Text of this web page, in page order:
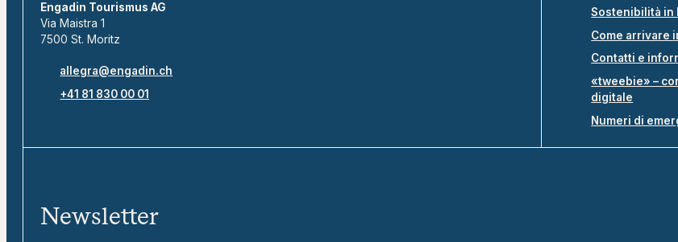
Engadin Tourismus AG
Via Maistra 1
7500 St. Moritz
allegra@engadin.ch
+41 81 830 00 01
Sostenibilità in
Come arrivare
Contatti e
«tweebie» –
digitale
Numeri di
Newsletter